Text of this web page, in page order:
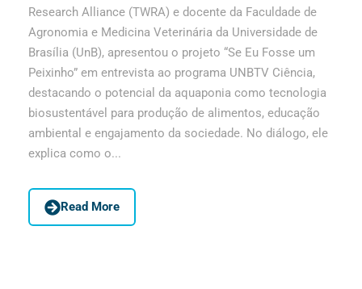
Research Alliance (TWRA) e docente da Faculdade de
Agronomia e Medicina Veterinária da Universidade de
Brasília (UnB), apresentou o projeto “Se Eu Fosse um
Peixinho” em entrevista ao programa UNBTV Ciência,
destacando o potencial da aquaponia como tecnologia
biosustentável para produção de alimentos, educação
ambiental e engajamento da sociedade. No diálogo, ele
explica como o...
Read More